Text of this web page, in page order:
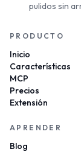
pulidos sin
PRODUCTO
Inicio
Características
MCP
Precios
Extensión
APRENDER
Blog